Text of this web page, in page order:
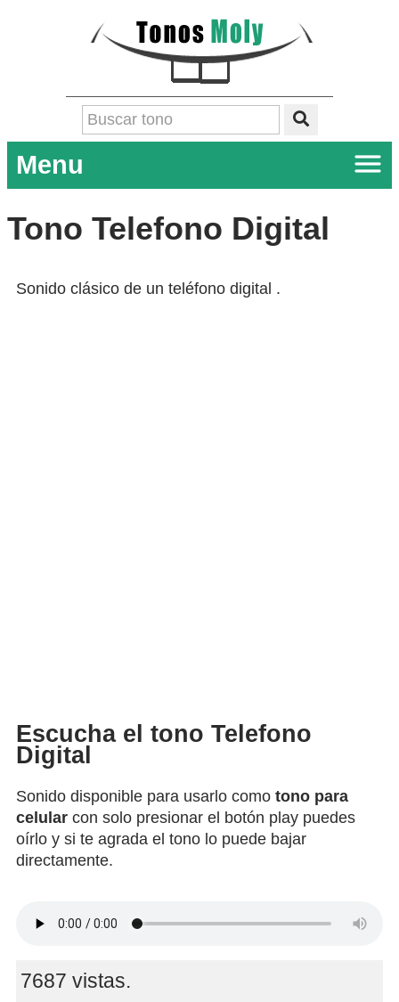
Menu
Tono Telefono Digital
Sonido clásico de un teléfono digital .
Escucha el tono Telefono
Digital
Sonido disponible para usarlo como tono para
celular con solo presionar el botón play puedes
oírlo y si te agrada el tono lo puede bajar
directamente.
7687 vistas.